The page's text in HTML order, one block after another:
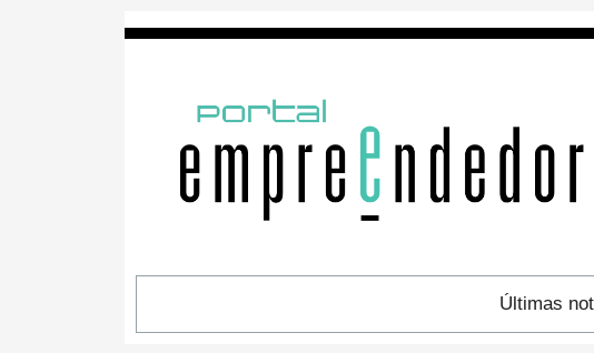
Últimas